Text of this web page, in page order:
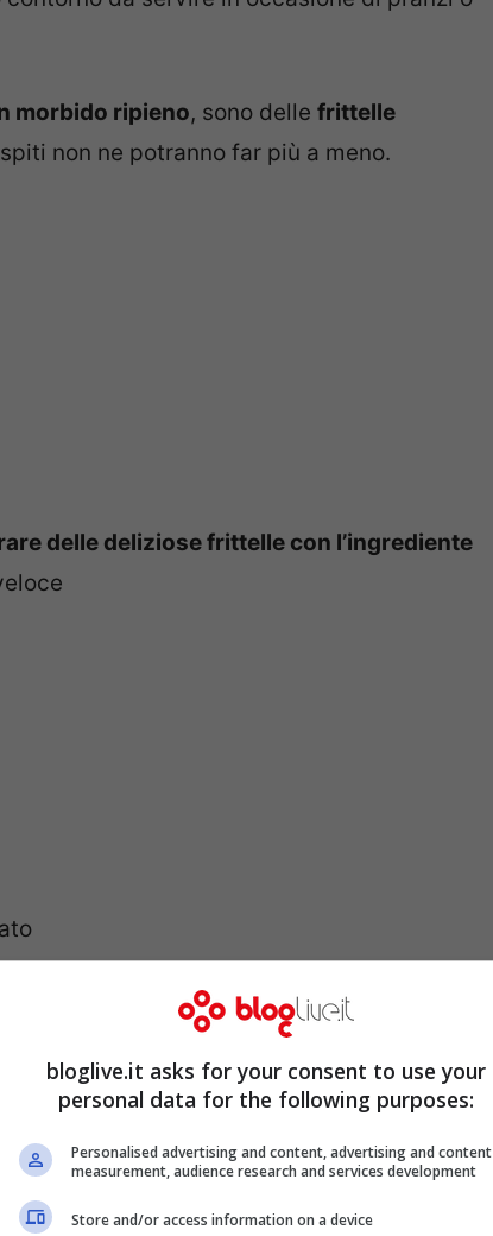
morbido ripieno, sono delle frittelle
non ne potranno far più a meno.
delle deliziose frittelle con l’ingrediente
perfetta, facile e
bloglive.it asks for your consent to use your
personal data for the following purposes:
Personalised advertising and content, advertising and content
measurement, audience research and services development
Store and/or access information on a device